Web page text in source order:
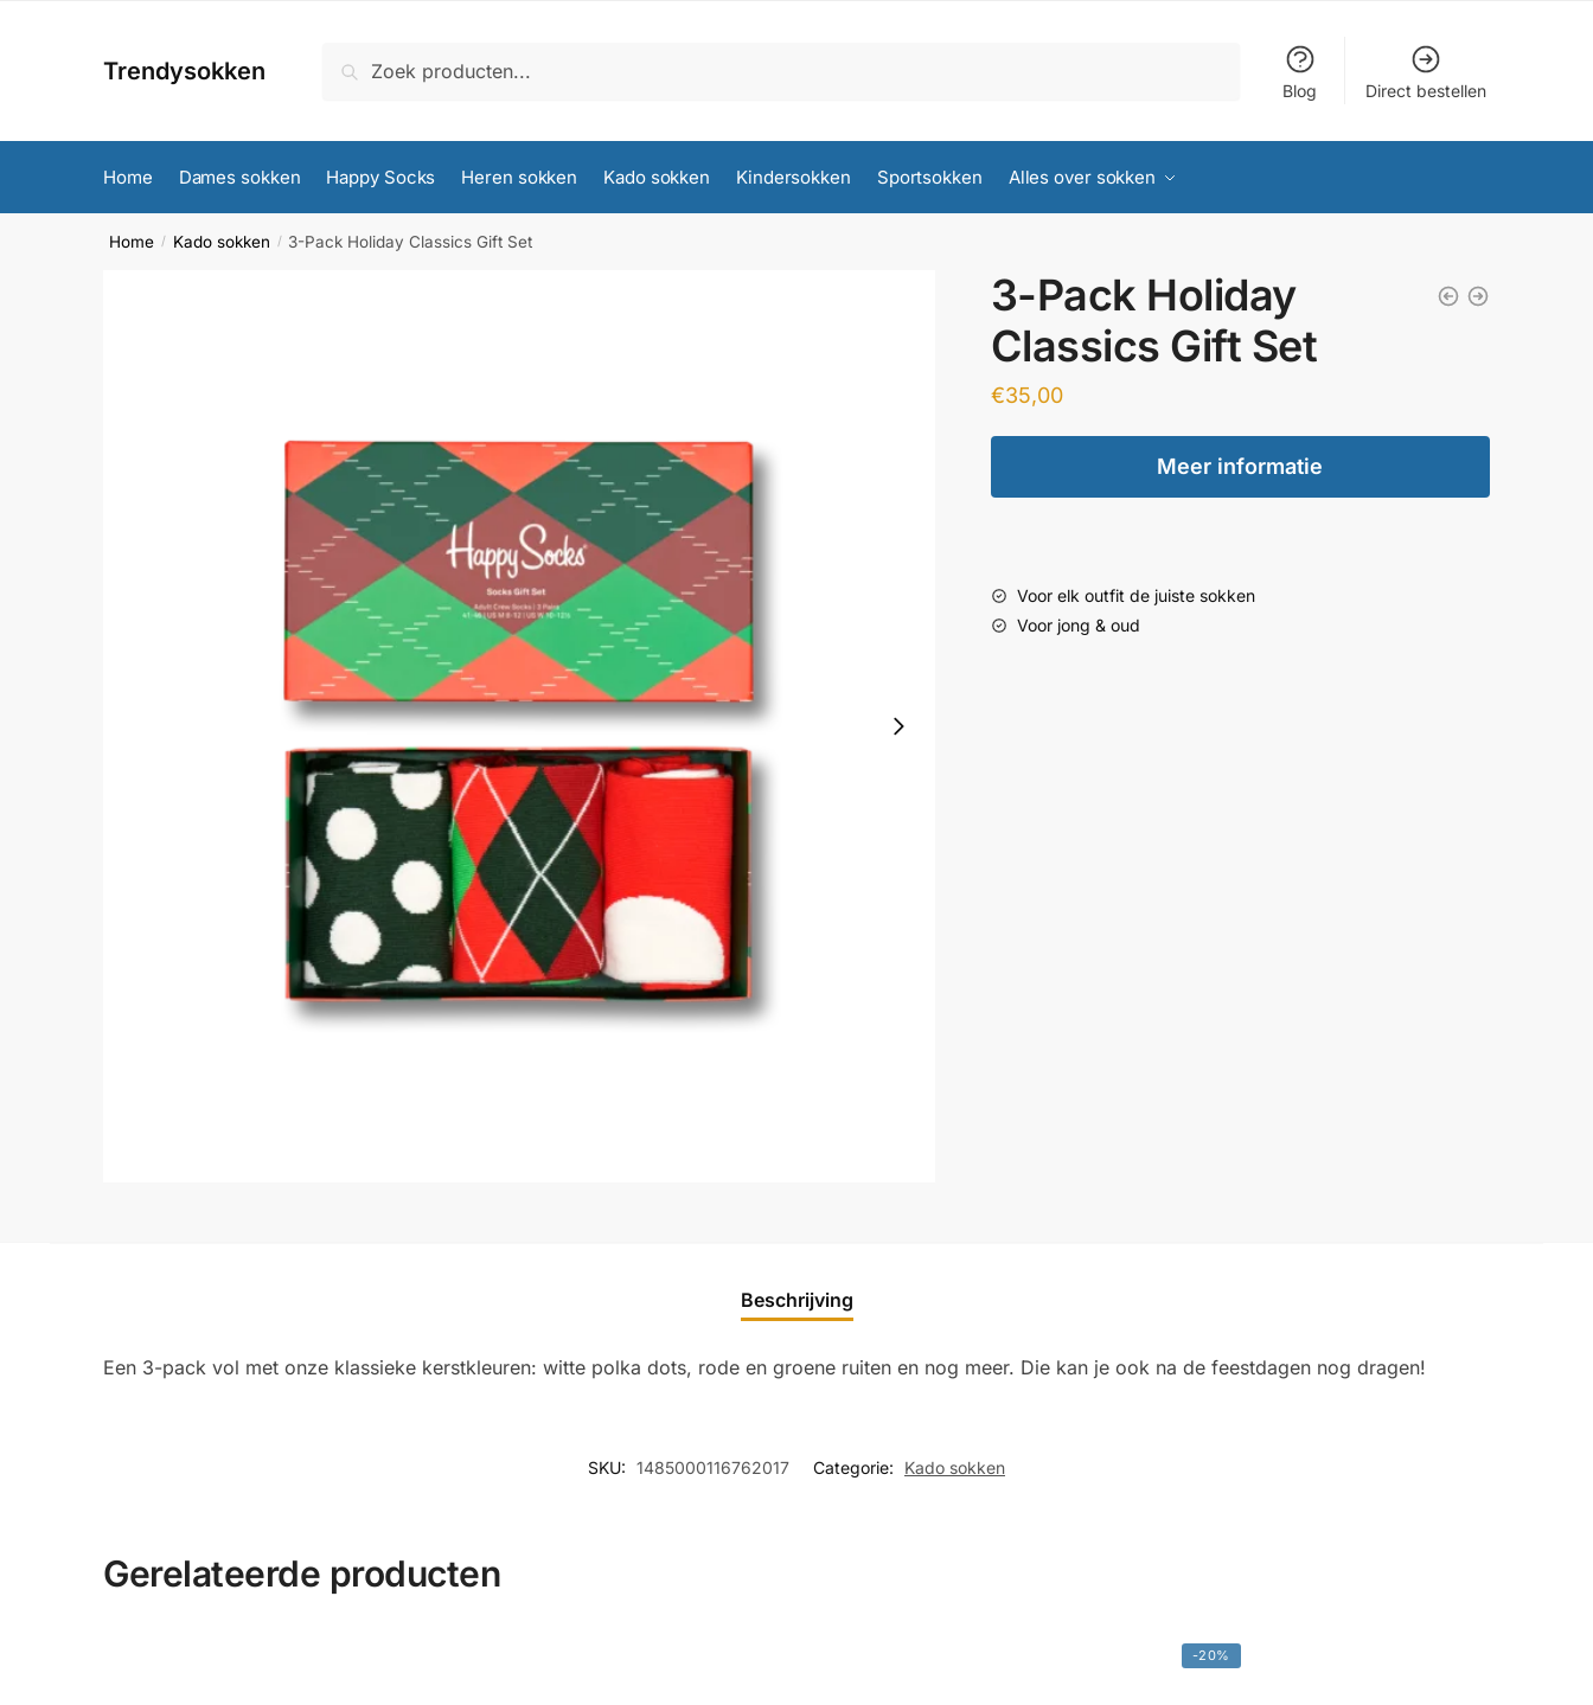
Trendysokken
naar:
Zoeken
Blog Direct bestellen
Home Dames sokken Happy Socks Heren sokken Kado sokken Kindersokken Sportsokken Alles over sokken
Home / Kado sokken / 3-Pack Holiday Classics Gift Set
3-Pack Holiday
Classics Gift Set
€35,00
Meer informatie
Voor elk outfit de juiste sokken
Voor jong & oud
Beschrijving
Een 3-pack vol met onze klassieke kerstkleuren: witte polka dots, rode en groene ruiten en nog meer. Die kan je ook na de feestdagen nog dragen!
SKU: 1485000116762017 Categorie: Kado sokken
Gerelateerde producten
-20%